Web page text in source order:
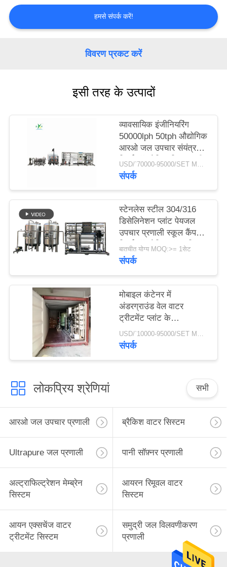
उद्धरण
का
COMPANY
POLICY
हमसे संपर्क करें!
विवरण प्रकट करें
इसी तरह के उत्पादों
व्यावसायिक इंजीनियरिंग
50000lph 50tph औद्योगिक
आरओ जल उपचार संयंत्र
रिवर्स ऑस्मोसिस सिस्टम की
बड़ी क्षमता
USD/`70000-95000/SET MOQ:एक सेट
संपर्क
स्टेनलेस स्टील 304/316
डिसेलिनेशन प्लांट पेयजल
उपचार प्रणाली स्कूल कैंपस
रिवर्स ऑस्मोसिस वॉटर फ़िल्टर
बातचीत योग्य MOQ:>= 1सेट
संपर्क
मोबाइल कंटेनर में
अंडरग्राउंड वेल वाटर
ट्रीटमेंट प्लांट के
50000जीपीडी औद्योगिक
कृषि रिवर्स ऑस्मोसिस आरओ
USD/`10000-95000/SET MOQ:1 सेट
संपर्क
लोकप्रिय श्रेणियां सभी
आरओ जल उपचार प्रणाली ब्रैकिश वाटर सिस्टम
Ultrapure जल प्रणाली पानी सॉफ़्नर प्रणाली
अल्ट्राफिल्ट्रेशन मेम्ब्रेन
सिस्टम
आयरन रिमूवल वाटर
सिस्टम
आयन एक्सचेंज वाटर
ट्रीटमेंट सिस्टम
समुद्री जल विलवणीकरण
प्रणाली